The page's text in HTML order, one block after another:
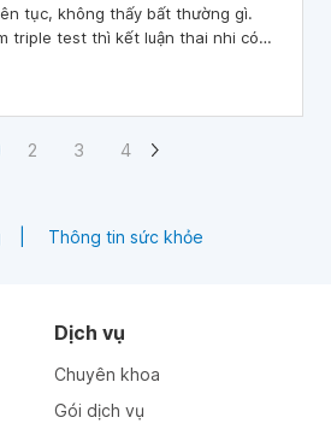
tục, không thấy bất thường gì.
triple test thì kết luận thai nhi có
lại ạ, cần theo dõi thai hay phải
2 3 4
Thông tin sức khỏe
Dịch vụ
Chuyên khoa
Gói dịch vụ